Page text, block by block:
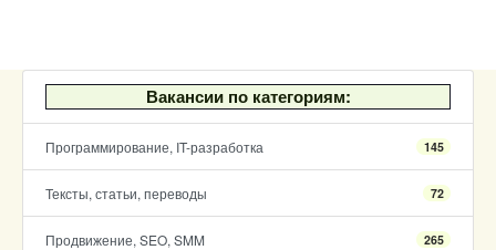
Вакансии по категориям:
Программирование, IT-разработка 145
Тексты, статьи, переводы 72
Продвижение, SEO, SMM 265